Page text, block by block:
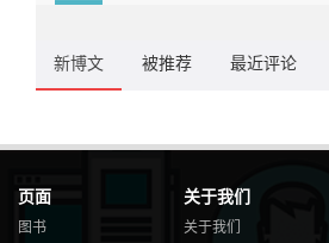
新博文 被推荐 最近评论
页面
图书
关于我们
关于我们